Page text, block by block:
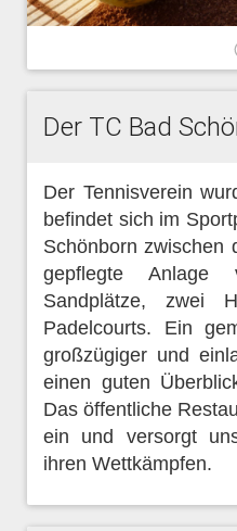
Der TC Bad
Der Tennisverein
befindet sich im
Schönborn zwischen
gepflegte Anlage
Sandplätze, zwei
Padelcourts. Ein
großzügiger und
einen guten
Das öffentliche
ein und versorgt
ihren Wettkämpfen.